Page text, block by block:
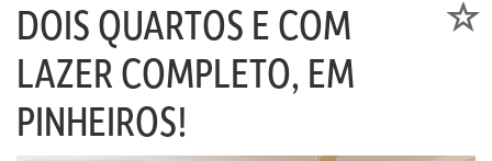
DOIS QUARTOS E COM
LAZER COMPLETO, EM
PINHEIROS!